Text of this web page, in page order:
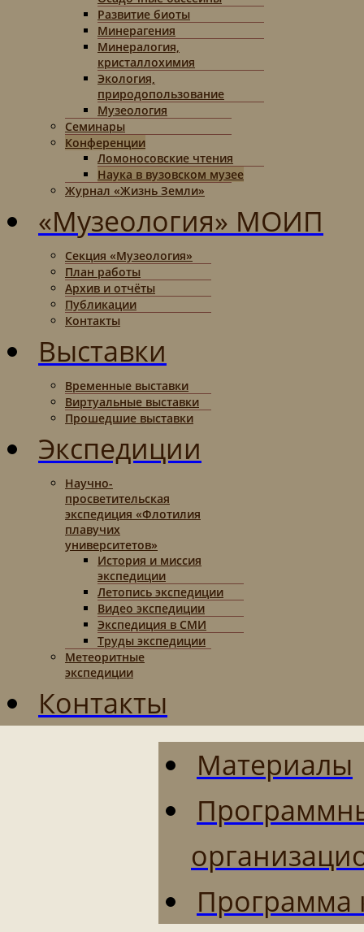
Развитие биоты
Минерагения
Минералогия,
кристаллохимия
Экология,
природопользование
Музеология
Семинары
Конференции
Ломоносовские чтения
Наука в вузовском музее
Журнал «Жизнь Земли»
«Музеология» МОИП
Секция «Музеология»
План работы
Архив и отчёты
Публикации
Контакты
Выставки
Временные выставки
Виртуальные выставки
Прошедшие выставки
Экспедиции
Научно-
просветительская
экспедиция «Флотилия
плавучих
университетов»
История и миссия
экспедиции
Летопись экспедиции
Видео экспедиции
Экспедиция в СМИ
Труды экспедиции
Метеоритные
экспедиции
Контакты
Материалы
Программа